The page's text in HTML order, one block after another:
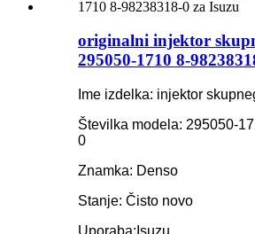
originalni injektor
295050-1710 8-
Ime izdelka: injektor
Številka modela: 295050-
0
Znamka: Denso
Stanje: Čisto novo
Uporaba: Isuzu